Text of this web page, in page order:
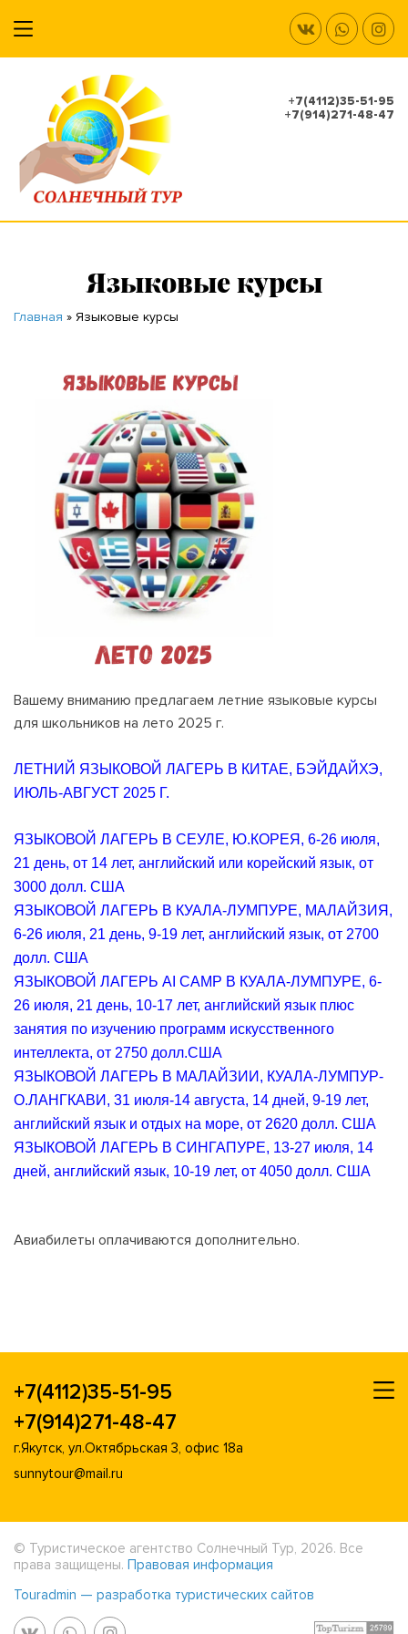
+7(4112)35-51-95
+7(914)271-48-47
Языковые курсы
Главная » Языковые курсы
Вашему вниманию предлагаем летние языковые курсы
для школьников на лето 2025 г.
ЛЕТНИЙ ЯЗЫКОВОЙ ЛАГЕРЬ В КИТАЕ, БЭЙДАЙХЭ,
ИЮЛЬ-АВГУСТ 2025 Г.
ЯЗЫКОВОЙ ЛАГЕРЬ В СЕУЛЕ, Ю.КОРЕЯ, 6-26 июля,
21 день, от 14 лет, английский или корейский язык, от
3000 долл. США
ЯЗЫКОВОЙ ЛАГЕРЬ В КУАЛА-ЛУМПУРЕ, МАЛАЙЗИЯ,
6-26 июля, 21 день, 9-19 лет, английский язык, от 2700
долл. США
ЯЗЫКОВОЙ ЛАГЕРЬ AI CAMP В КУАЛА-ЛУМПУРЕ, 6-
26 июля, 21 день, 10-17 лет, английский язык плюс
занятия по изучению программ искусственного
интеллекта, от 2750 долл.США
ЯЗЫКОВОЙ ЛАГЕРЬ В МАЛАЙЗИИ, КУАЛА-ЛУМПУР-
О.ЛАНГКАВИ, 31 июля-14 августа, 14 дней, 9-19 лет,
английский язык и отдых на море, от 2620 долл. США
ЯЗЫКОВОЙ ЛАГЕРЬ В СИНГАПУРЕ, 13-27 июля, 14
дней, английский язык, 10-19 лет, от 4050 долл. США
Авиабилеты оплачиваются дополнительно.
+7(4112)35-51-95
+7(914)271-48-47
г.Якутск, ул.Октябрьская 3, офис 18а
sunnytour@mail.ru
© Туристическое агентство Солнечный Тур, 2026. Все
права защищены. Правовая информация
Touradmin — разработка туристических сайтов